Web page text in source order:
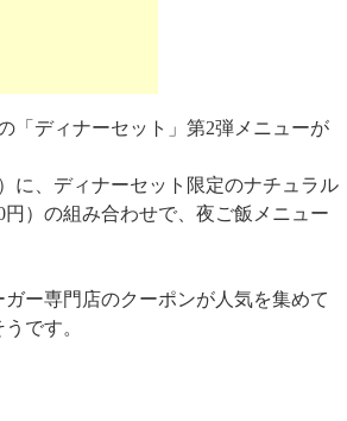
「ディナーセット」第2弾メニューが
に、ディナーセット限定のナチュラル
）の組み合わせで、夜ご飯メニュー
ー専門店のクーポンが人気を集めて
です。